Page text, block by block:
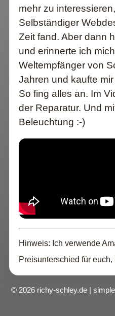
mehr zu
Selbständiger
Zeit fand. Aber dann
und erinnerte ich
Weltempfänger von
Jahren und kaufte
So fing alles an. Im
der Reparatur. Und
Beleuchtung :-)
Hinweis: Ich verwende
Preisunterschied für
© 2026 richy-schley.de |